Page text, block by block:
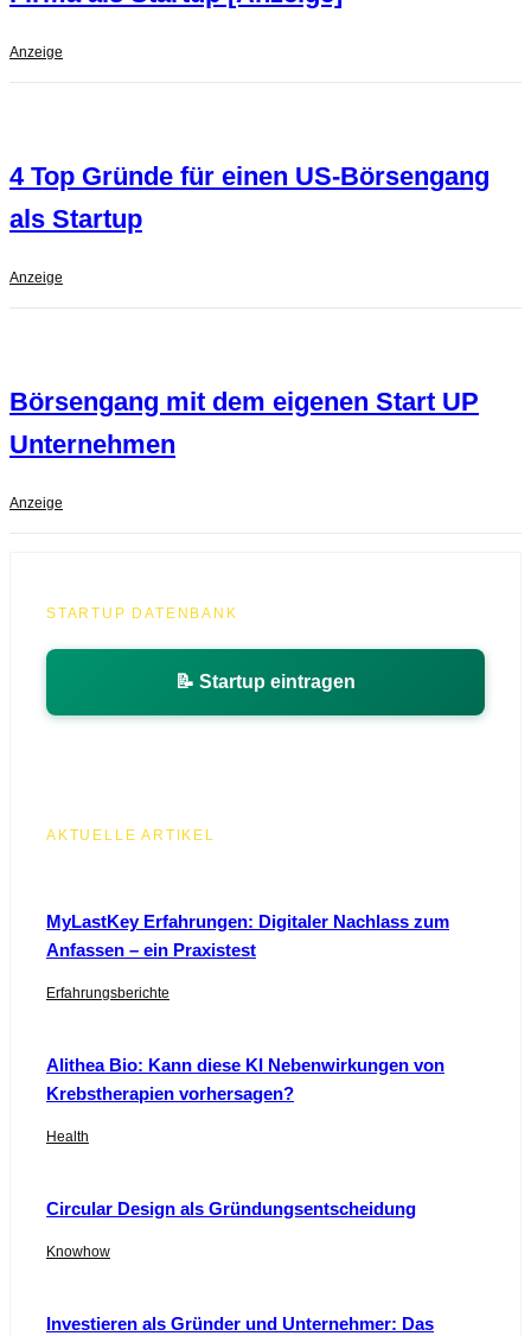
Anzeige
4 Top Gründe für einen US-Börsengang
als Startup
Anzeige
Börsengang mit dem eigenen Start UP
Unternehmen
Anzeige
STARTUP DATENBANK
📝 Startup eintragen
AKTUELLE ARTIKEL
MyLastKey Erfahrungen: Digitaler Nachlass zum
Anfassen – ein Praxistest
Erfahrungsberichte
Alithea Bio: Kann diese KI Nebenwirkungen von
Krebstherapien vorhersagen?
Health
Circular Design als Gründungsentscheidung
Knowhow
Investieren als Gründer und Unternehmer: Das